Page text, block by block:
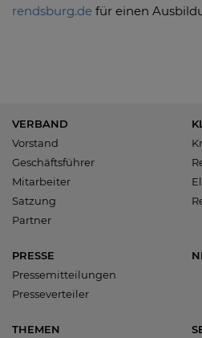
rendsburg.de für einen
VERBAND
Vorstand
Geschäftsführer
Mitarbeiter
Satzung
Partner
PRESSE
Pressemitteilungen
Presseverteiler
THEMEN